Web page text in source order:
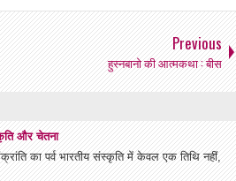
Previous
हुस्नबानो की आत्मकथा : बीस
और चेतना
का पर्व भारतीय संस्कृति में केवल एक तिथि नहीं,